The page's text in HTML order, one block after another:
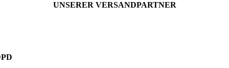
UNSERER VERSANDPARTNER